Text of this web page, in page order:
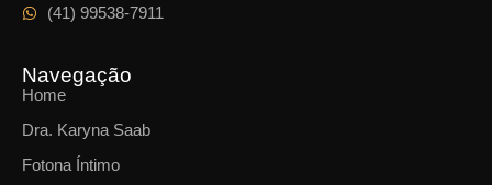
(41) 99538-7911
Navegação
Home
Dra. Karyna Saab
Fotona Íntimo